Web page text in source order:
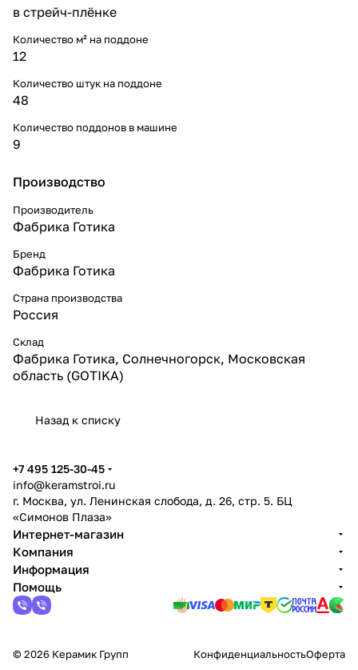
в стрейч-плёнке
Количество м² на поддоне
12
Количество штук на поддоне
48
Количество поддонов в машине
9
Производство
Производитель
Фабрика Готика
Бренд
Фабрика Готика
Страна производства
Россия
Склад
Фабрика Готика, Солнечногорск, Московская
область (GOTIKA)
Назад к списку
+7 495 125-30-45
info@keramstroi.ru
г. Москва, ул. Ленинская слобода, д. 26, стр. 5. БЦ
«Симонов Плаза»
Интернет-магазин
Компания
Информация
Помощь
© 2026 Керамик Групп КонфиденциальностьОферта